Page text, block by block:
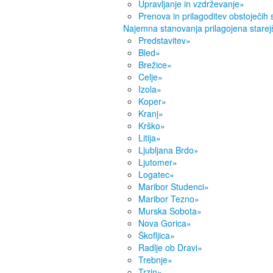
Upravljanje in vzdrževanje»
Prenova in prilagoditev obstoječih
Najemna stanovanja prilagojena
Predstavitev»
Bled»
Brežice»
Celje»
Izola»
Koper»
Kranj»
Krško»
Litija»
Ljubljana Brdo»
Ljutomer»
Logatec»
Maribor Studenci»
Maribor Tezno»
Murska Sobota»
Nova Gorica»
Škofljica»
Radlje ob Dravi»
Trebnje»